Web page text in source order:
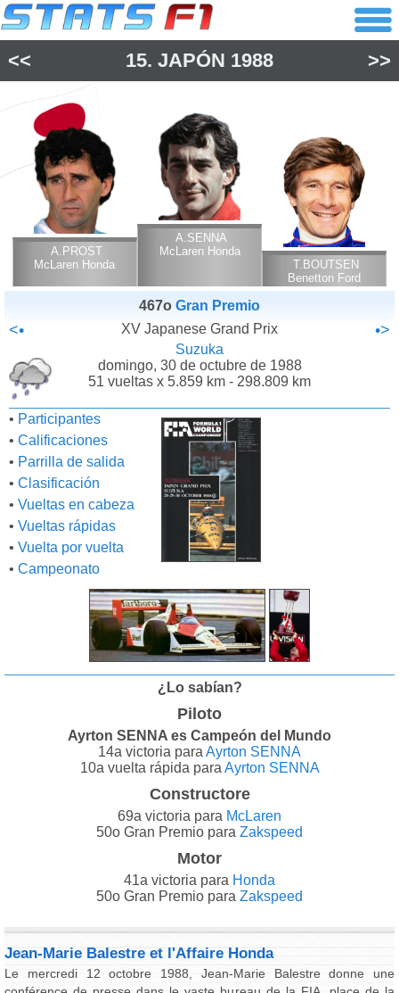
<< 15. JAPÓN 1988 >>
A.PROST
McLaren Honda
A.SENNA
McLaren Honda
T.BOUTSEN
Benetton Ford
Cosworth
467o Gran Premio
<• XV Japanese Grand Prix •>
Suzuka
domingo, 30 de octubre de 1988
51 vueltas x 5.859 km - 298.809 km
• Participantes
• Calificaciones
• Parrilla de salida
• Clasificación
• Vueltas en cabeza
• Vueltas rápidas
• Vuelta por vuelta
• Campeonato
¿Lo sabían?
Piloto
Ayrton SENNA es Campeón del Mundo
14a victoria para Ayrton SENNA
10a vuelta rápida para Ayrton SENNA
Constructore
69a victoria para McLaren
50o Gran Premio para Zakspeed
Motor
41a victoria para Honda
50o Gran Premio para Zakspeed
Jean-Marie Balestre et l'Affaire Honda
Le mercredi 12 octobre 1988, Jean-Marie Balestre donne une